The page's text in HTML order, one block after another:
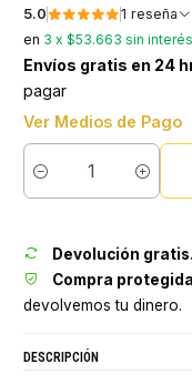
5.0
1 reseña
en 3 x $53.663 sin interés
Envíos gratis en 24
pagar
Ver Medios de Pago
Cantidad
Devolución gratis.
Compra
devolvemos tu dinero.
DESCRIPCIÓN